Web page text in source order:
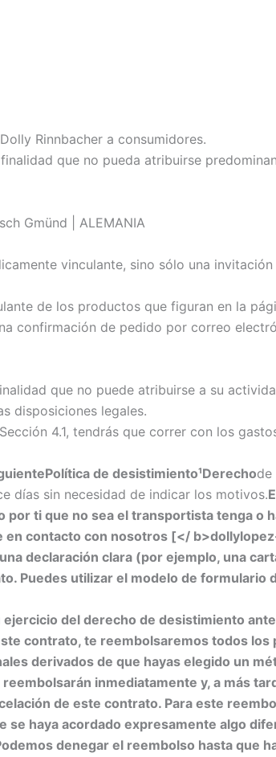
Rinnbacher a consumidores.
que no pueda atribuirse
Gmünd | ALEMANIA
vinculante, sino sólo una
de los productos que figuran en la
confirmación de pedido por correo
que no puede atribuirse a su
disposiciones legales.
4.1, tendrás que correr con los
de desistimiento¹Derechode
días sin necesidad de indicar los motivos.
ti que no sea el transportista tenga o
contacto con nosotros [</
declaración clara (por ejemplo, una
Puedes utilizar el modelo de formulario
del derecho de desistimiento
contrato, te reembolsaremos todos los
derivados de que hayas elegido un
inmediatamente y, a más
de este contrato. Para este
se haya acordado expresamente algo
denegar el reembolso hasta que